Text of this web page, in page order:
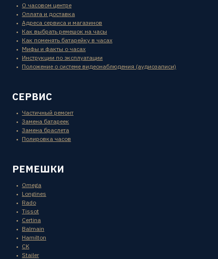
О часовом центре
Оплата и доставка
Адреса сервиса и магазинов
Как выбрать ремешок на часы
Как поменять батарейку в часах
Мифы и факты о часах
Инструкции по эксплуатации
Положение о системе видеонаблюдения (аудиозаписи)
СЕРВИС
Частичный ремонт
Замена батареек
Замена браслета
Полировка часов
РЕМЕШКИ
Omega
Longines
Rado
Tissot
Certina
Balmain
Hamilton
CK
Stailer